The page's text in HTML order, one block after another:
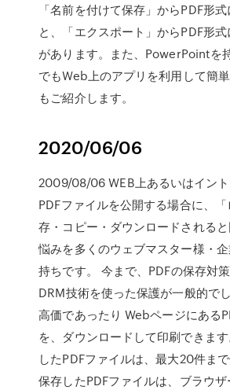
「名前を付けて保存」からPDF形
と、「エクスポート」からPDF形
があります。また、PowerPointを
でもWeb上のアプリを利用して簡
もご紹介します。
2020/06/06
2009/08/06 WEB上あるいはイン
PDFファイルを公開する場合に、
存・コピー・ダウンロードされる
悩みを多くのウェブマスター様・
持ちです。 今まで、PDFの保存対策
DRM技術を使った保護が一般的で
高価であったり Webページにある
を、ダウンロードして印刷できま
したPDFファイルは、最大20件まで
保存したPDFファイルは、ブラウ